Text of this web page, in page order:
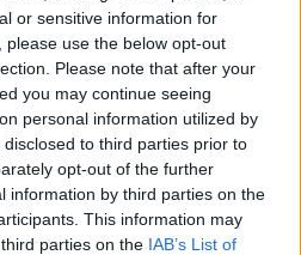
or sensitive information for
use the below opt-out
Please note that after your
you may continue seeing
personal information utilized by
to third parties prior to
opt-out of the further
information by third parties on the
This information may
parties on the IAB’s List of
gli 83 minatori di Niccioleta
35 anni dopo
il Bravio 2014
arrivano in Regione
si sfidano i balestrieri